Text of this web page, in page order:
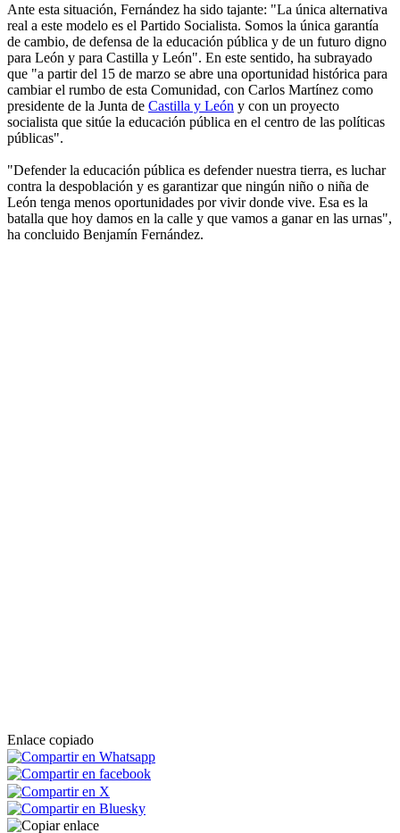
Ante esta situación, Fernández ha sido tajante: "La única alternativa
real a este modelo es el Partido Socialista. Somos la única garantía
de cambio, de defensa de la educación pública y de un futuro digno
para León y para Castilla y León". En este sentido, ha subrayado
que "a partir del 15 de marzo se abre una oportunidad histórica para
cambiar el rumbo de esta Comunidad, con Carlos Martínez como
presidente de la Junta de Castilla y León y con un proyecto
socialista que sitúe la educación pública en el centro de las políticas
públicas".
"Defender la educación pública es defender nuestra tierra, es luchar
contra la despoblación y es garantizar que ningún niño o niña de
León tenga menos oportunidades por vivir donde vive. Esa es la
batalla que hoy damos en la calle y que vamos a ganar en las urnas",
ha concluido Benjamín Fernández.
Enlace copiado